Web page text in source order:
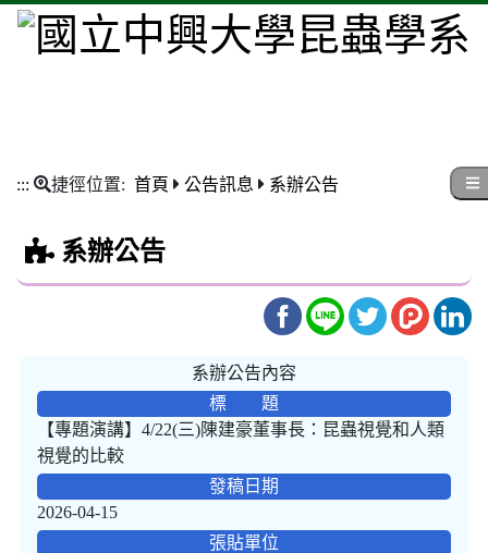
::: 捷徑位置: 首頁 公告訊息 系辦公告
系辦公告
系辦公告內容
標 題
【專題演講】4/22(三)陳建豪董事長：昆蟲視覺和人類
視覺的比較
發稿日期
2026-04-15
張貼單位